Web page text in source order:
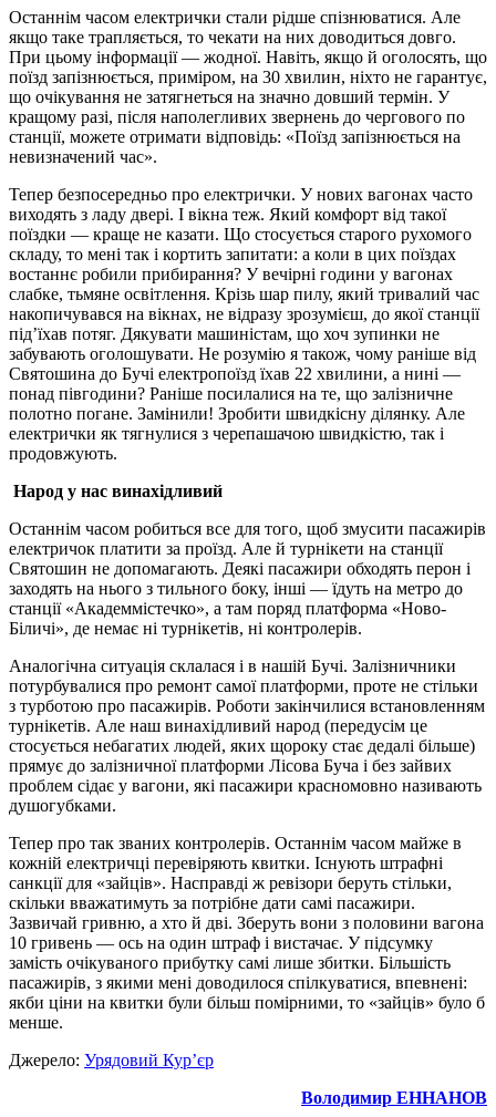
Останнім часом електрички стали рідше спізнюватися. Але
якщо таке трапляється, то чекати на них доводиться довго.
При цьому інформації — жодної. Навіть, якщо й оголосять, що
поїзд запізнюється, приміром, на 30 хвилин, ніхто не гарантує,
що очікування не затягнеться на значно довший термін. У
кращому разі, після наполегливих звернень до чергового по
станції, можете отримати відповідь: «Поїзд запізнюється на
невизначений час».
Тепер безпосередньо про електрички. У нових вагонах часто
виходять з ладу двері. І вікна теж. Який комфорт від такої
поїздки — краще не казати. Що стосується старого рухомого
складу, то мені так і кортить запитати: а коли в цих поїздах
востаннє робили прибирання? У вечірні години у вагонах
слабке, тьмяне освітлення. Крізь шар пилу, який тривалий час
накопичувався на вікнах, не відразу зрозумієш, до якої станції
під’їхав потяг. Дякувати машиністам, що хоч зупинки не
забувають оголошувати. Не розумію я також, чому раніше від
Святошина до Бучі електропоїзд їхав 22 хвилини, а нині —
понад півгодини? Раніше посилалися на те, що залізничне
полотно погане. Замінили! Зробити швидкісну ділянку. Але
електрички як тягнулися з черепашачою швидкістю, так і
продовжують.
Народ у нас винахідливий
Останнім часом робиться все для того, щоб змусити пасажирів
електричок платити за проїзд. Але й турнікети на станції
Святошин не допомагають. Деякі пасажири обходять перон і
заходять на нього з тильного боку, інші — їдуть на метро до
станції «Академмістечко», а там поряд платформа «Ново-
Біличі», де немає ні турнікетів, ні контролерів.
Аналогічна ситуація склалася і в нашій Бучі. Залізничники
потурбувалися про ремонт самої платформи, проте не стільки
з турботою про пасажирів. Роботи закінчилися встановленням
турнікетів. Але наш винахідливий народ (передусім це
стосується небагатих людей, яких щороку стає дедалі більше)
прямує до залізничної платформи Лісова Буча і без зайвих
проблем сідає у вагони, які пасажири красномовно називають
душогубками.
Тепер про так званих контролерів. Останнім часом майже в
кожній електричці перевіряють квитки. Існують штрафні
санкції для «зайців». Насправді ж ревізори беруть стільки,
скільки вважатимуть за потрібне дати самі пасажири.
Зазвичай гривню, а хто й дві. Зберуть вони з половини вагона
10 гривень — ось на один штраф і вистачає. У підсумку
замість очікуваного прибутку самі лише збитки. Більшість
пасажирів, з якими мені доводилося спілкуватися, впевнені:
якби ціни на квитки були більш помірними, то «зайців» було б
менше.
Джерело: Урядовий Кур’єр
Володимир ЕННАНОВ